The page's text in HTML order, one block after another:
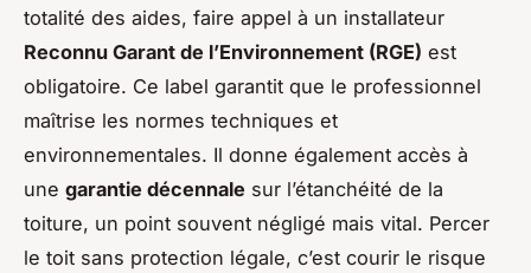
totalité des aides, faire appel à un installateur
Reconnu Garant de l’Environnement (RGE) est
obligatoire. Ce label garantit que le professionnel
maîtrise les normes techniques et
environnementales. Il donne également accès à
une garantie décennale sur l’étanchéité de la
toiture, un point souvent négligé mais vital. Percer
le toit sans protection légale, c’est courir le risque